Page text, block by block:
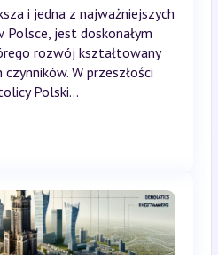
i jedna z najważniejszych
jest doskonałym
rozwój kształtowany
W przeszłości
Polski...